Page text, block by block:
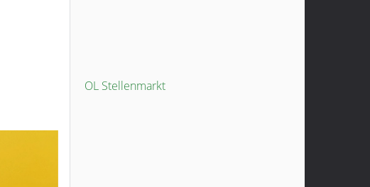
OL Stellenmarkt